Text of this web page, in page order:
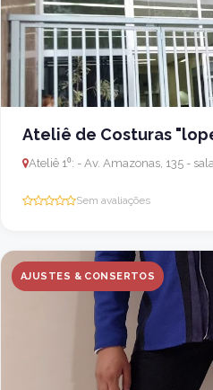
Ateliê de Costuras
Sem avaliações
AJUSTES & CONSERTOS